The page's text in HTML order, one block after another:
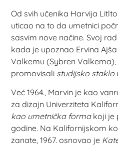
Od svih učenika Harvija
uticao na to da umetnici
sasvim nove načine. Svoj
kada je upoznao Ervina Ajša
Valkemu (Sybren Valkema),
promovisali studijsko staklo
Već 1964., Marvin je kao
za dizajn Univerziteta
kao umetnička formakoji je
godine. Na Kalifornijskom
zanate, 1967. osnovao je